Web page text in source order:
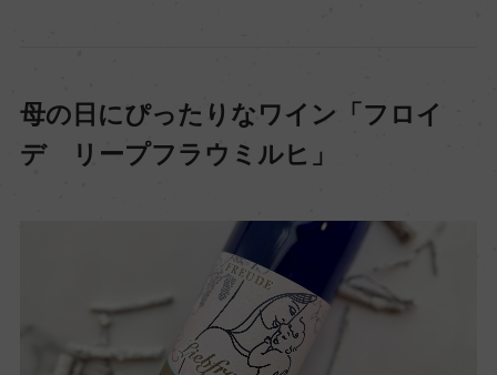
母の日にぴったりなワイン「フロイ
デ リープフラウミルヒ」